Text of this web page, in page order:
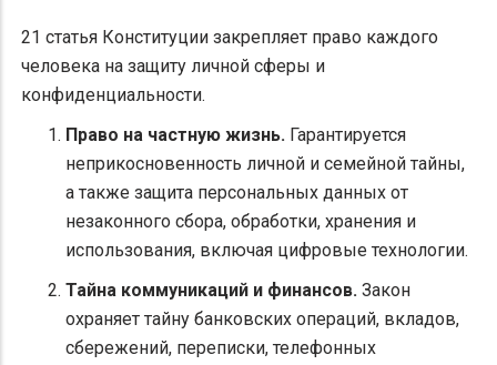
21 статья Конституции закрепляет право каждого
человека на защиту личной сферы и
конфиденциальности.
Право на частную жизнь. Гарантируется
неприкосновенность личной и семейной тайны,
а также защита персональных данных от
незаконного сбора, обработки, хранения и
использования, включая цифровые технологии.
Тайна коммуникаций и финансов. Закон
охраняет тайну банковских операций, вкладов,
сбережений, переписки, телефонных